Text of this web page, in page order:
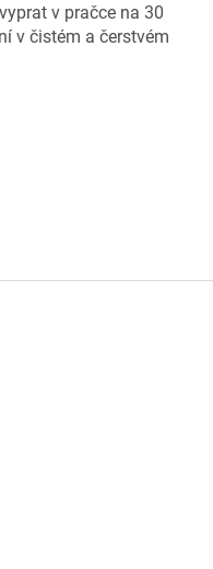
v pračce na 30
v čistém a čerstvém